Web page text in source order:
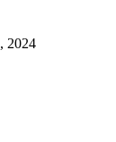
2024